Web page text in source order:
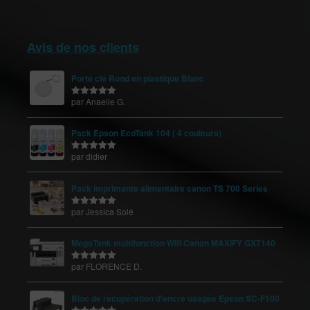
Avis de nos clients
Porte clé Rond en plastique Blanc
Note5sur
par Anaelle G.
Pack Epson EcoTank 104 ( 4 couleurs)
Note 5sur
par didier
Pack imprimante alimentaire canon TS 700 Series
Note5sur
par Jessica Solé
MegaTank multifonction Wifi Canon MAXIFY GX7140
Note
sur
par FLORENCE D.
Bloc de récupération d'encre usagée Epson SC-F100